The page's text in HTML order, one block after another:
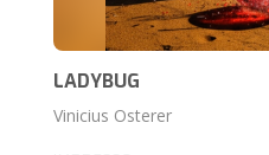
LADYBUG
Vinicius Osterer